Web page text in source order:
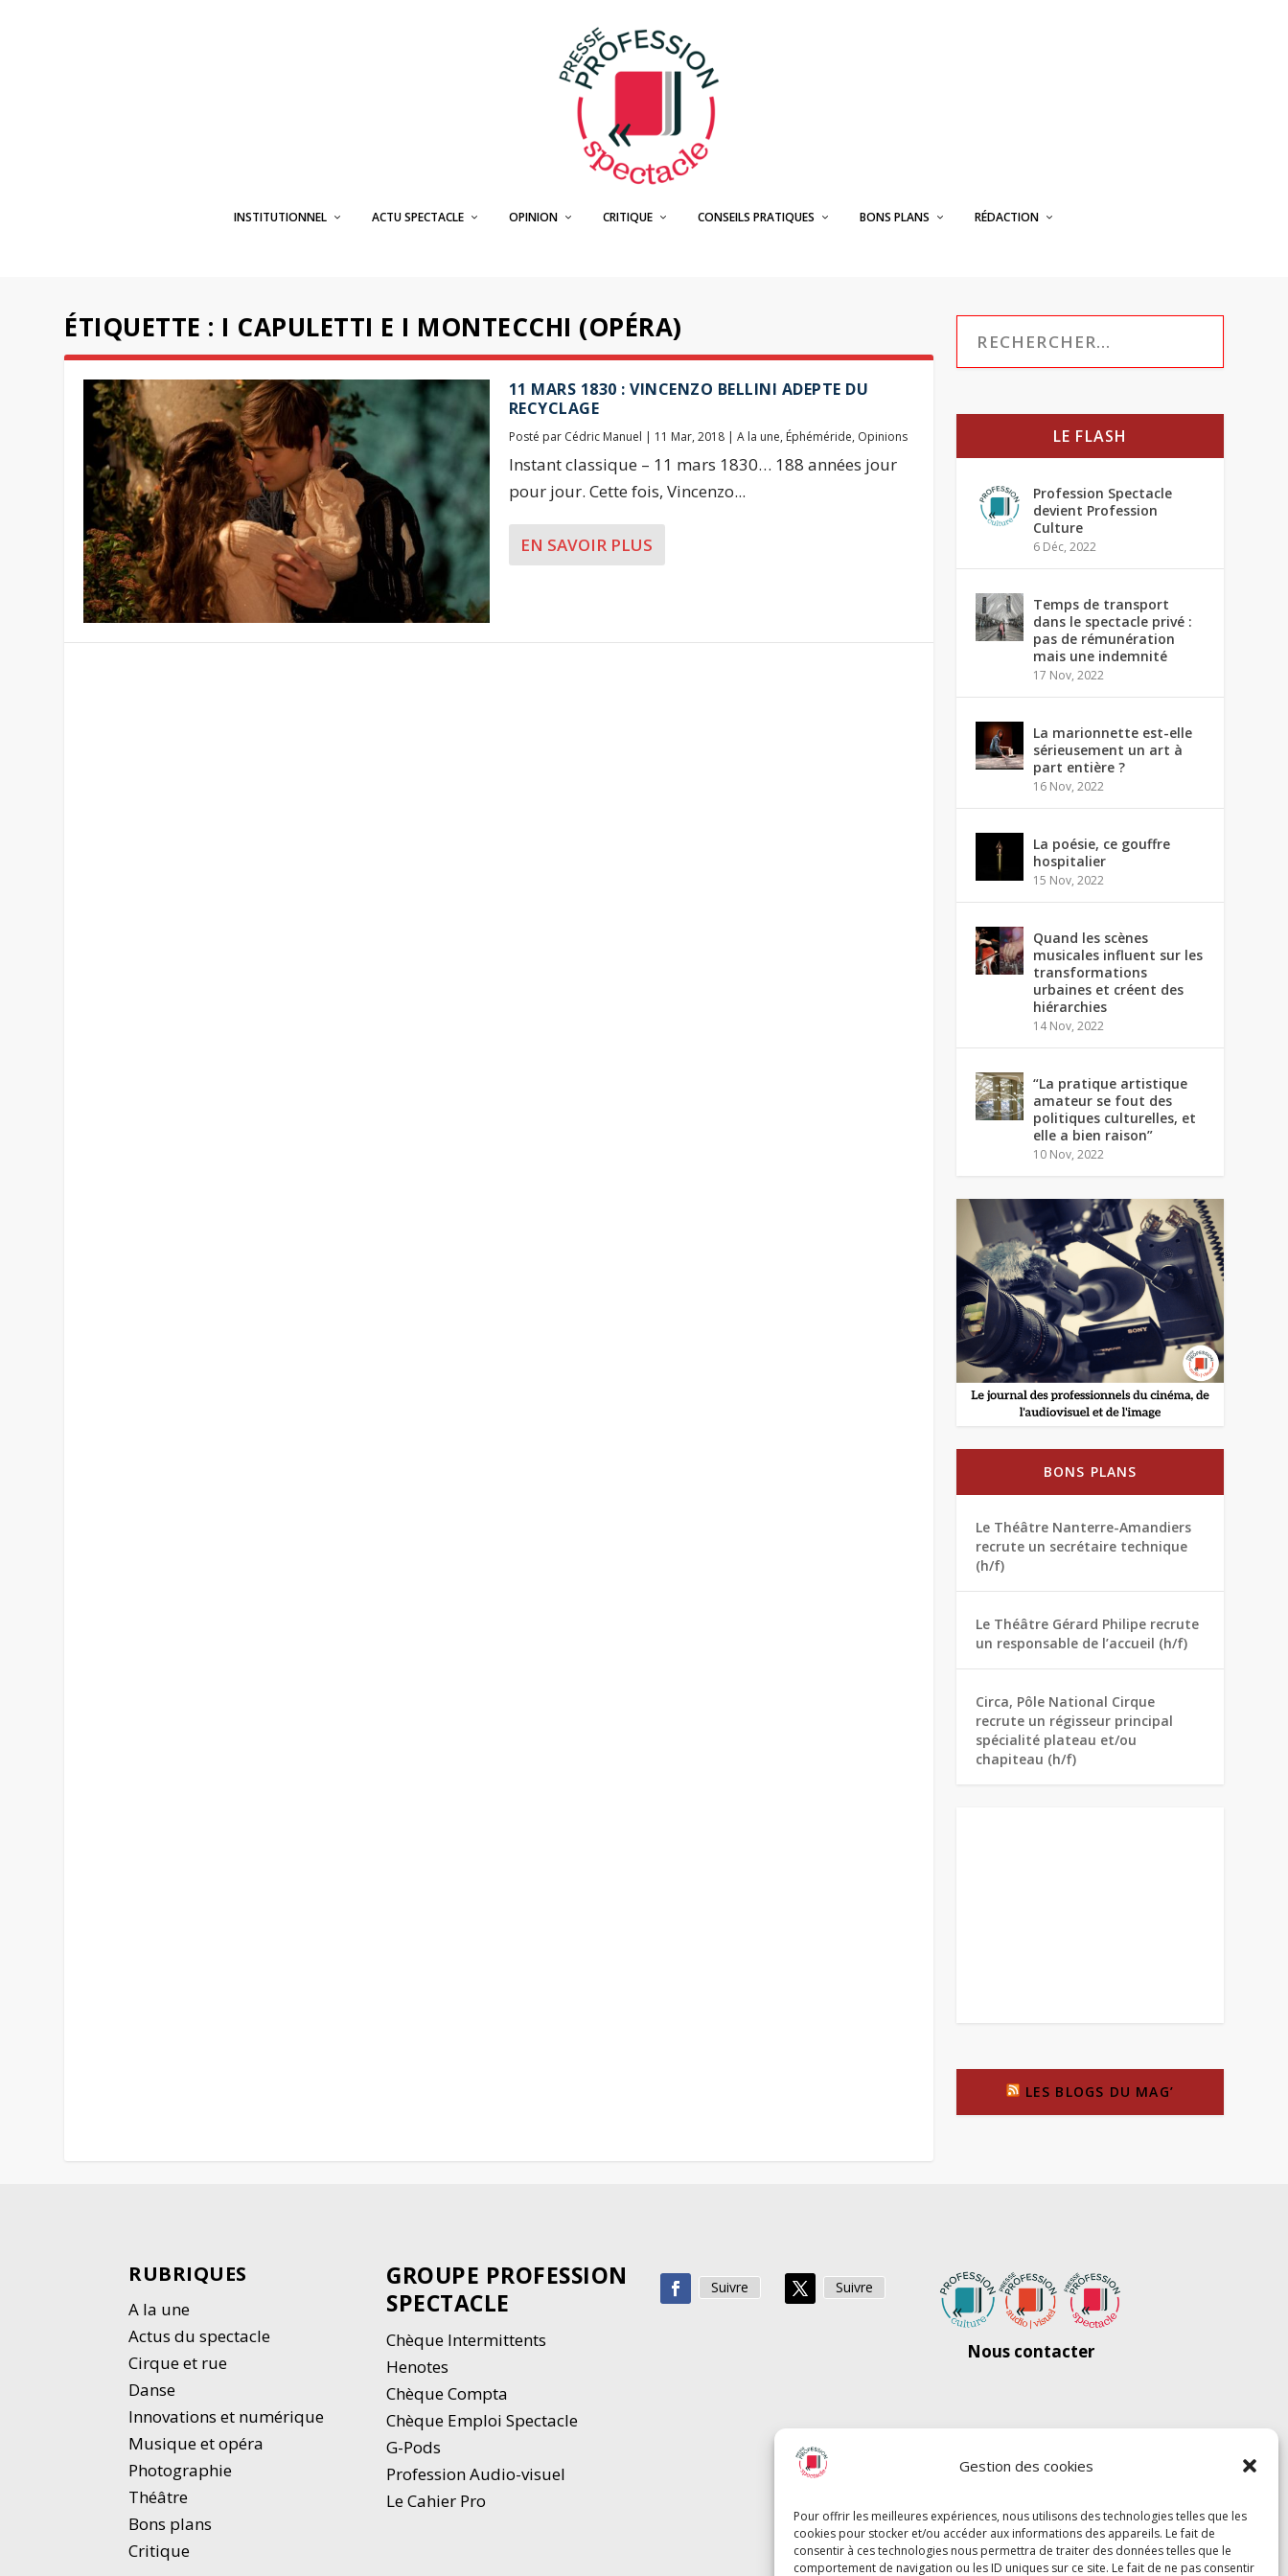
Gestion des cookies
Pour offrir les meilleures expériences, nous utilisons des technologies telles que les
cookies pour stocker et/ou accéder aux informations des appareils. Le fait de
consentir à ces technologies nous permettra de traiter des données telles que le
comportement de navigation ou les ID uniques sur ce site. Le fait de ne pas consentir
INSTITUTIONNEL ACTU SPECTACLE OPINION CRITIQUE CONSEILS PRATIQUES BONS PLANS RÉDACTION
ÉTIQUETTE : I CAPULETTI E I MONTECCHI (OPÉRA)
11 MARS 1830 : VINCENZO BELLINI ADEPTE DU
RECYCLAGE
Posté par Cédric Manuel | 11 Mar, 2018| A la une, Éphéméride, Opinions
Instant classique – 11 mars 1830… 188 années jour
pour jour. Cette fois, Vincenzo...
EN SAVOIR PLUS
LE FLASH
Profession Spectacle
devient Profession
Culture
6 Déc, 2022
Temps de transport
dans le spectacle privé :
pas de rémunération
mais une indemnité
17 Nov, 2022
La marionnette est-elle
sérieusement un art à
part entière ?
16 Nov, 2022
La poésie, ce gouffre
hospitalier
15 Nov, 2022
Quand les scènes
musicales influent sur les
transformations
urbaines et créent des
hiérarchies
14 Nov, 2022
“La pratique artistique
amateur se fout des
politiques culturelles, et
elle a bien raison”
10 Nov, 2022
BONS PLANS
Le Théâtre Nanterre-Amandiers
recrute un secrétaire technique
(h/f)
Le Théâtre Gérard Philipe recrute
un responsable de l’accueil (h/f)
Circa, Pôle National Cirque
recrute un régisseur principal
spécialité plateau et/ou
chapiteau (h/f)
LES BLOGS DU MAG’
RUBRIQUES
A la une
Actus du spectacle
Cirque et rue
Danse
Innovations et numérique
Musique et opéra
Photographie
Théâtre
Bons plans
Critique
GROUPE PROFESSION
SPECTACLE
Chèque Intermittents
Henotes
Chèque Compta
Chèque Emploi Spectacle
G-Pods
Profession Audio-visuel
Le Cahier Pro
Suivre Suivre
Nous contacter